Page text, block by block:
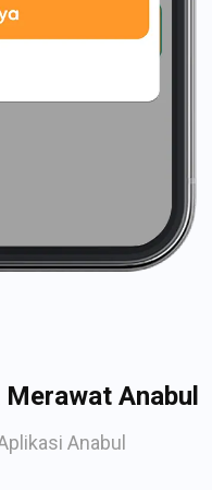
Anabul
Anabul